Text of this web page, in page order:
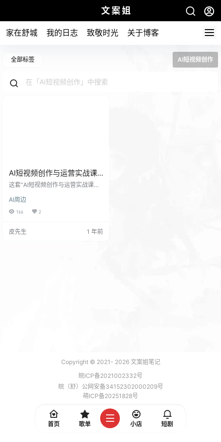
文案姐
家在舒城 我的日志 致敬时光 关于博客
全部标签 AI短视频创作
AI短视频创作与运营实战课
程，布局Al短视频流量不会
这套“AI短视频创作与运营实战课程”
提升短视频创作和运营效率的方
法。课程内容涵盖了AI制作短视频领
介绍了新媒体AI的概念，帮助你了解
AI周边
166 2
皮先生 1 年前
Copyright © 2021- 2026文案姐笔记
皖ICP备2021002332号
皖（舒）公网安备34152302000209号
萌ICP备20251828号
加载 7 能，功耗 0.1742 焦耳
首页
歌单 小店 短剧